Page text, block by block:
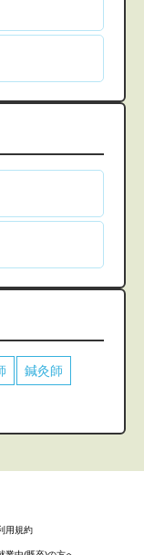
鍼灸師
用規約